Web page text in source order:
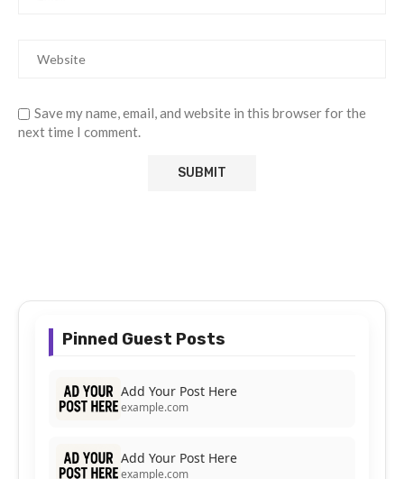
Save my name, email, and website in this browser for the
next time I comment.
Pinned Guest Posts
Add Your Post Here
example.com
Add Your Post Here
example.com